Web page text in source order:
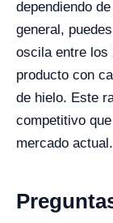
dependiendo
general,
oscila entre los
producto con
de hielo. Este
competitivo
mercado actual.